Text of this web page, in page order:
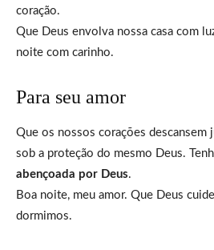
coração.
Que Deus envolva nossa casa com
noite com carinho.
Para seu amor
Que os nossos corações descansem
sob a proteção do mesmo Deus.
abençoada por Deus.
Boa noite, meu amor. Que Deus
dormimos.